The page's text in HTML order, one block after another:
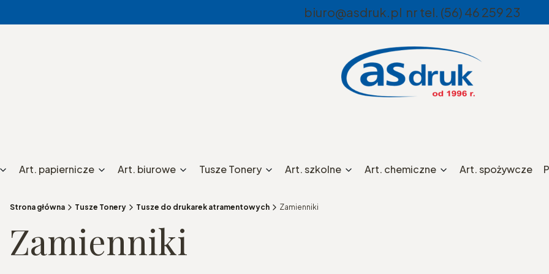
biuro@asdruk.pl nr tel. (56) 46 259 23
Art. papiernicze Art. biurowe Tusze Tonery Art. szkolne Art. chemiczne Art. spożywcze
Strona główna Tusze Tonery Tusze do drukarek atramentowych Zamienniki
Zamienniki